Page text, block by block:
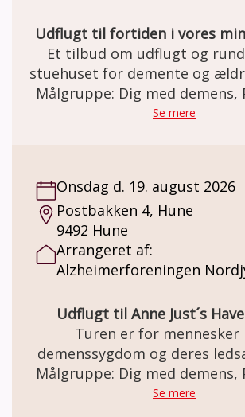
Udflugt til fortiden i vores
Et tilbud om udflugt og
stuehuset for demente og
Den gamle staldgård er
indrettet som besøgs- og
MELSEN Fonden.
Målgruppe: Dig med demens,
Se mere
Onsdag d. 19. august 2026
Postbakken 4, Hune
9492 Hune
Arrangeret af:
Alzheimerforeningen
Udflugt til Anne Just´s
Turen er for mennesker
demenssygdom og deres
tidligere pårørende. Der kan
Målgruppe: Dig med demens,
Se mere